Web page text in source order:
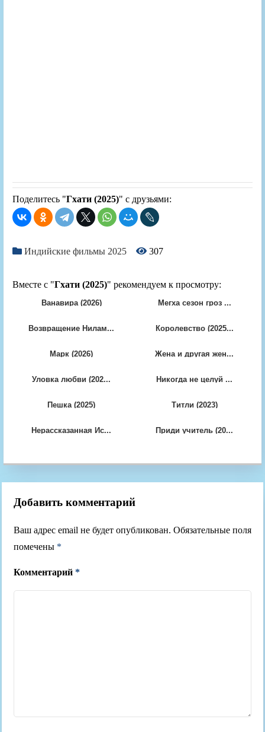
Поделитесь "Гхати (2025)" с друзьями:
Индийские фильмы 2025 307
Вместе с "Гхати (2025)" рекомендуем к просмотру:
Ванавира (2026) Мегха сезон гроз ...
Возвращение Нилам... Королевство (2025...
Марк (2026) Жена и другая жен...
Уловка любви (202... Никогда не целуй ...
Пешка (2025) Титли (2023)
Нерассказанная Ис... Приди учитель (20...
Добавить комментарий
Ваш адрес email не будет опубликован. Обязательные поля
помечены *
Комментарий *